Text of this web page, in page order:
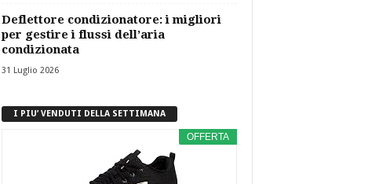
Deflettore condizionatore: i migliori
per gestire i flussi dell’aria
condizionata
31 Luglio 2026
I PIU’ VENDUTI DELLA SETTIMANA
OFFERTA